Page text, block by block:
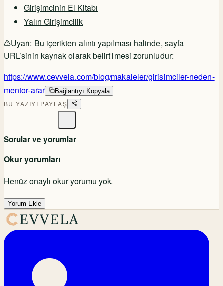
Girişimcinin El Kitabı
Yalın Girişimcilik
Uyarı: Bu içerikten alıntı yapılması halinde, sayfa
URL’sinin kaynak olarak belirtilmesi zorunludur:
https://www.cevvela.com/blog/makaleler/girisimciler-neden-
mentor-arar
Bağlantıyı Kopyala
BU YAZIYI PAYLAŞ
Sorular ve yorumlar
Okur yorumları
Henüz onaylı okur yorumu yok.
Yorum Ekle